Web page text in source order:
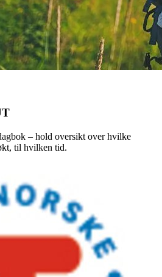
– hold oversikt over hvilke
til hvilken tid.